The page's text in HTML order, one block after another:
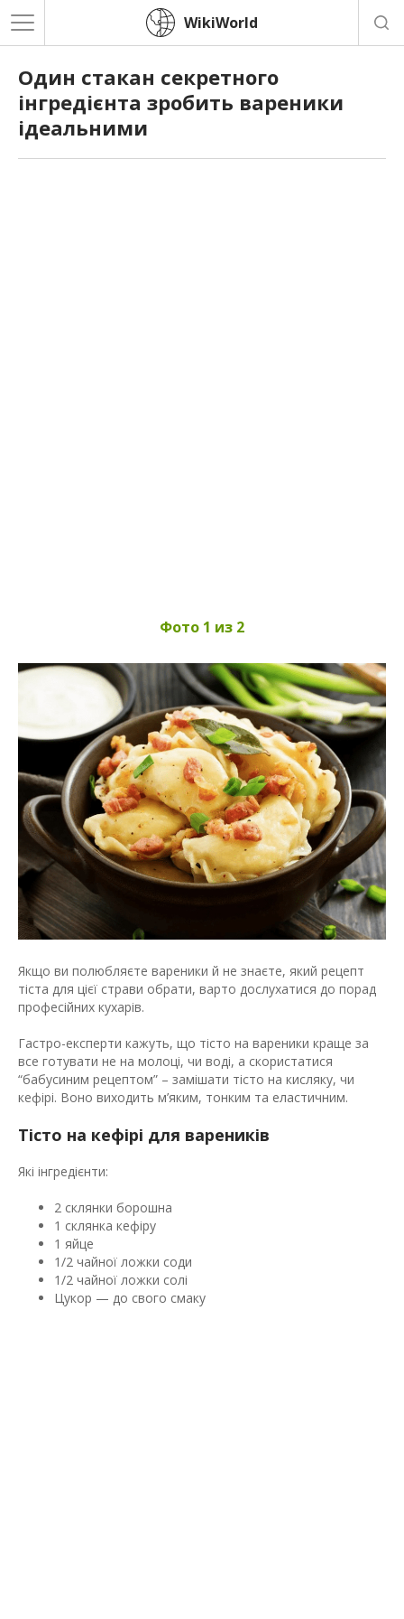
WikiWorld
Один стакан секретного
інгредієнта зробить вареники
ідеальними
Фото 1 из 2
Якщо ви полюбляєте вареники й не знаєте, який рецепт
тіста для цієї страви обрати, варто дослухатися до порад
професійних кухарів.
Гастро-експерти кажуть, що тісто на вареники краще за
все готувати не на молоці, чи воді, а скористатися
“бабусиним рецептом” – замішати тісто на кисляку, чи
кефірі. Воно виходить м’яким, тонким та еластичним.
Тісто на кефірі для вареників
Які інгредієнти:
2 склянки борошна
1 склянка кефіру
1 яйце
1/2 чайної ложки соди
1/2 чайної ложки солі
Цукор — до свого смаку